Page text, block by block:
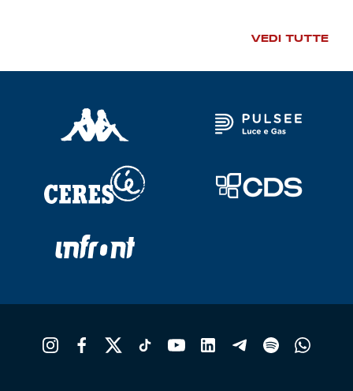
Outlet
Caffè Boasi x Genoa
VEDI TUTTE